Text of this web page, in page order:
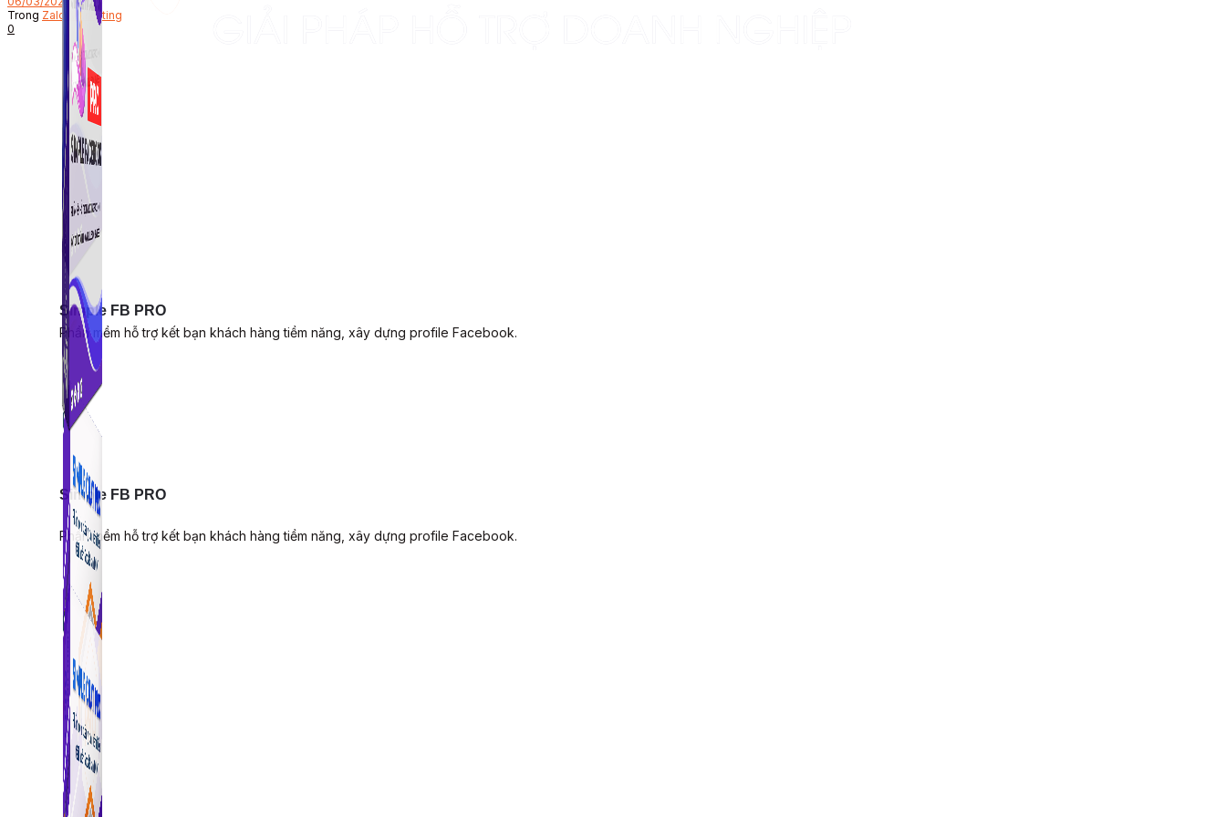
Simple FB PRO
Phần mềm hỗ trợ kết bạn khách hàng tiềm năng, xây dựng profile Facebook.
Simple FB PRO
Phần mềm hỗ trợ kết bạn khách hàng tiềm năng, xây dựng profile Facebook.
Trong Zalo Marketing
0